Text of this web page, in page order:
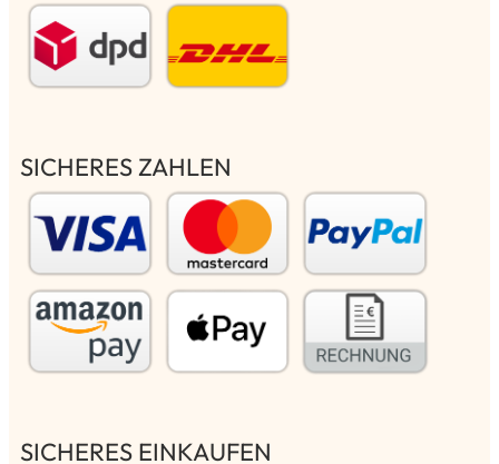
SICHERES ZAHLEN
SICHERES EINKAUFEN